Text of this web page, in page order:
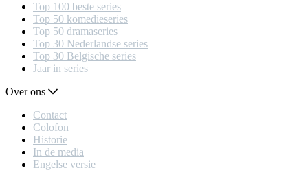
Top 100 beste series
Top 50 komedieseries
Top 50 dramaseries
Top 30 Nederlandse series
Top 30 Belgische series
Jaar in series
Over ons
Contact
Colofon
Historie
In de media
Engelse versie